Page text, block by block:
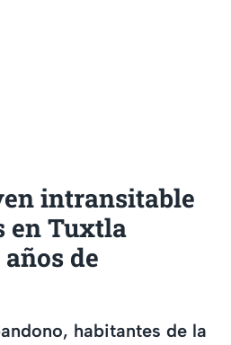
intransitable
en Tuxtla
años de
habitantes de la